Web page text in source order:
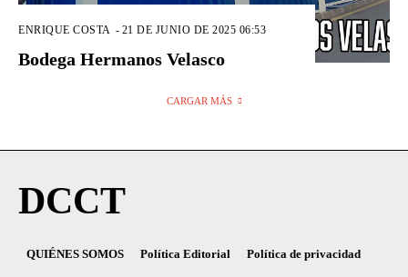
ENRIQUE COSTA - 21 DE JUNIO DE 2025 06:53
Bodega Hermanos Velasco
CARGAR MÁS
DCCT
QUIÉNES SOMOS Política Editorial Política de privacidad